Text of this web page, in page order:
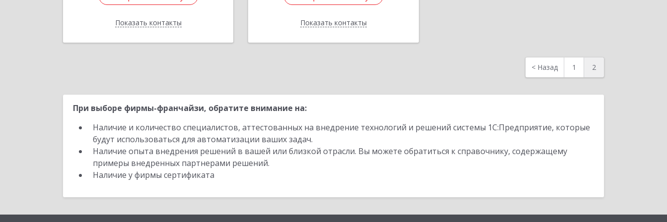
Показать контакты
Назад Показать контакты
Назад
< Назад 1 2
При выборе фирмы-франчайзи, обратите внимание на:
Наличие и количество специалистов, аттестованных на внедрение технологий и решений системы 1С:Предприятие, которые
будут использоваться для автоматизации ваших задач.
Наличие опыта внедрения решений в вашей или близкой отрасли. Вы можете обратиться к справочнику, содержащему
примеры внедренных партнерами решений.
Наличие у фирмы сертификата